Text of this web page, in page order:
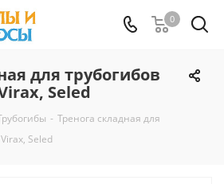
0
для трубогибов
Seled
- Тренога складная для
Seled